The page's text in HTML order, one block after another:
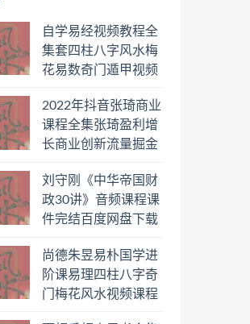
自学易经视频教程全
集套四柱八字风水梅
花易数奇门遁甲视频
日罗盘教程百度云网
盘会员
2022年抖音张琦商业
课程全集张琦盈利增
长商业创新流量掘金
盘下载学习
刘守刚《中华帝国财
政30讲》音频课程课
件完结百度网盘下载
尚德朱昱易朴国学进
阶课易理四柱八字奇
门梅花风水视频课程